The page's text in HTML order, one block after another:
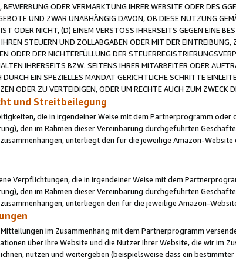
ODER VERMARKTUNG IHRER WEBSITE ODER DES
UND ZWAR UNABHÄNGIG DAVON, OB DIESE NUTZUNG
ODER NICHT, (D) EINEM VERSTOSS IHRERSEITS GEGEN EINE
STEUERN UND ZOLLABGABEN ODER MIT DER
ODER DER NICHTERFÜLLUNG DER
IHRERSEITS BZW. SEITENS IHRER MITARBEITER ODER
EIN SPEZIELLES MANDAT GERICHTLICHE SCHRITTE
ODER ZU VERTEIDIGEN, ODER UM RECHTE AUCH ZUM ZWECK
und Streitbeilegung
die in irgendeiner Weise mit dem Partnerprogramm
den im Rahmen dieser Vereinbarung durchgeführten
unterliegt den für die jeweilige Amazon-
Verpflichtungen, die in irgendeiner Weise mit dem
den im Rahmen dieser Vereinbarung durchgeführten
unterliegen den für die jeweilige Amazon-
im Zusammenhang mit dem Partnerprogramm
über Ihre Website und die Nutzer Ihrer Website, die wir im
nutzen und weitergeben (beispielsweise dass ein